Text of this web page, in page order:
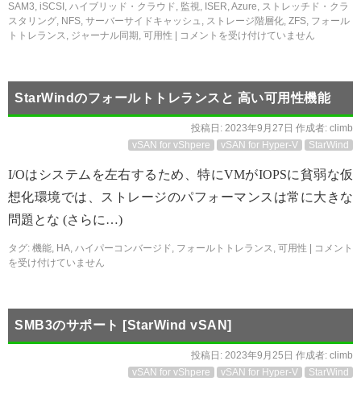
SAM3, iSCSI , ハイブリッド・クラウド, 監視, ISER,Azure, ストレッチド・クラ
スタリング, NFS, サーバーサイドキャッシュ , ストレージ階層化, ZFS, フォール
トトレランス, ジャーナル同期 , 可用性 コメントを受け付けていません
StarWindのフォールトトレランスと 高い可用性機能
投稿日: 2023年9月27日 作成者: climb
vSAN for vShpere
vSAN for Hyper-V StarWind
I/Oはシステムを左右するため、特にVMがIOPSに貧弱な仮
想化環境では、ストレージのパフォーマンスは常に大きな
問題とな (さらに…)
タグ: 機能, HA, ハイパーコンバージド, フォールトトレランス, 可用性
コメント
を受け付けていません
SMB3のサポート [StarWind vSAN]
投稿日: 2023年9月25日 作成者: climb
vSAN for vShpere
vSAN for Hyper-V StarWind